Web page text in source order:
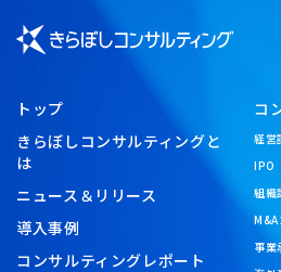
トップ
きらぼしコンサルティングと
は
ニュース＆リリース
導入事例
コンサルティングレポート
コ
経営
IPO
組織
事業